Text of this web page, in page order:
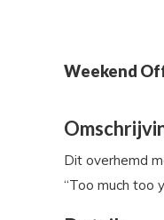
Weekend
Dit overhemd
“Too much too